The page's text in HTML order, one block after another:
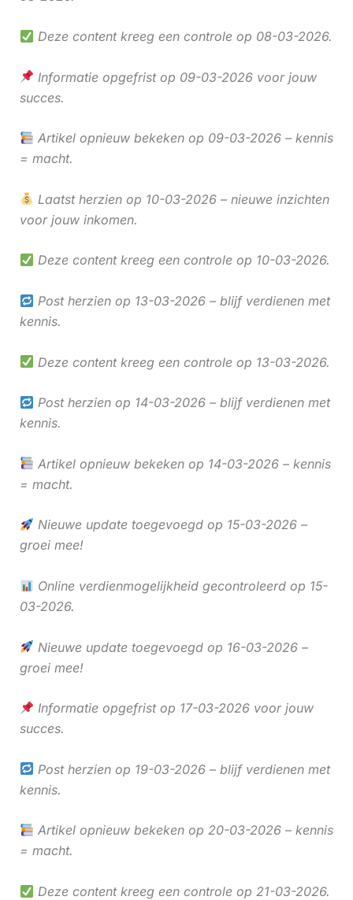
Deze content kreeg een controle op 08-03-2026.
Informatie opgefrist op 09-03-2026 voor jouw
succes.
Artikel opnieuw bekeken op 09-03-2026 – kennis
= macht.
Laatst herzien op 10-03-2026 – nieuwe inzichten
voor jouw inkomen.
Deze content kreeg een controle op 10-03-2026.
Post herzien op 13-03-2026 – blijf verdienen met
kennis.
Deze content kreeg een controle op 13-03-2026.
Post herzien op 14-03-2026 – blijf verdienen met
kennis.
Artikel opnieuw bekeken op 14-03-2026 – kennis
= macht.
Nieuwe update toegevoegd op 15-03-2026 –
groei mee!
Online verdienmogelijkheid gecontroleerd op 15-
03-2026.
Nieuwe update toegevoegd op 16-03-2026 –
groei mee!
Informatie opgefrist op 17-03-2026 voor jouw
succes.
Post herzien op 19-03-2026 – blijf verdienen met
kennis.
Artikel opnieuw bekeken op 20-03-2026 – kennis
= macht.
Deze content kreeg een controle op 21-03-2026.